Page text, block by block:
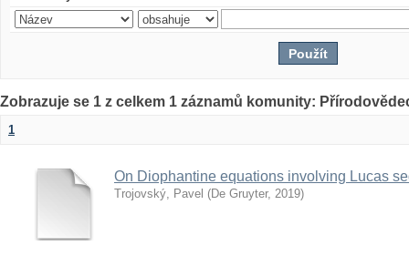
Zobrazuje se 1 z celkem 1 záznamů komunity:
1
On Diophantine equations involving Lucas
Trojovský, Pavel (De Gruyter, 2019)